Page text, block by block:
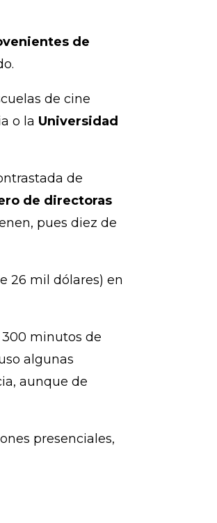
de
de cine
o la Universidad
de
de directoras
pues diez de
26 mil dólares) en
minutos de
algunas
aunque de
presenciales,